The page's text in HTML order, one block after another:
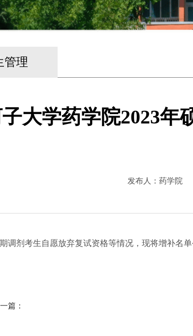
管理
大学药学院2023年
发布人：药学院
剂考生自愿放弃复试资格等情况，现将增补名单
篇：